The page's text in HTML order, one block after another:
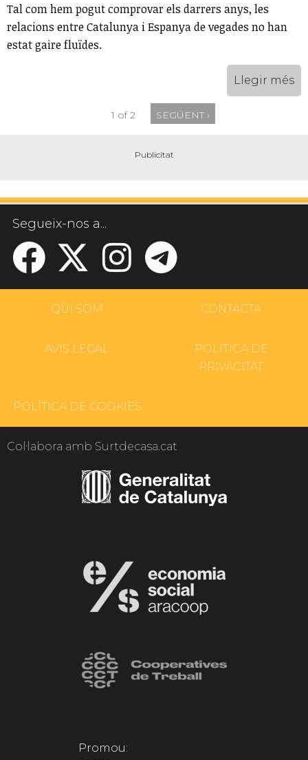
Tal com hem pogut comprovar els darrers anys, les
relacions entre Catalunya i Espanya de vegades no han
estat gaire fluïdes.
Llegir més
1 of 2 SEGÜENT ›
Segueix-nos a...
QUI SOM CONTACTA
AVÍS LEGAL
POLÍTICA DE
PRIVACITAT
POLÍTICA DE COOKIES
Col·labora amb Surtdecasa.cat
Promou: